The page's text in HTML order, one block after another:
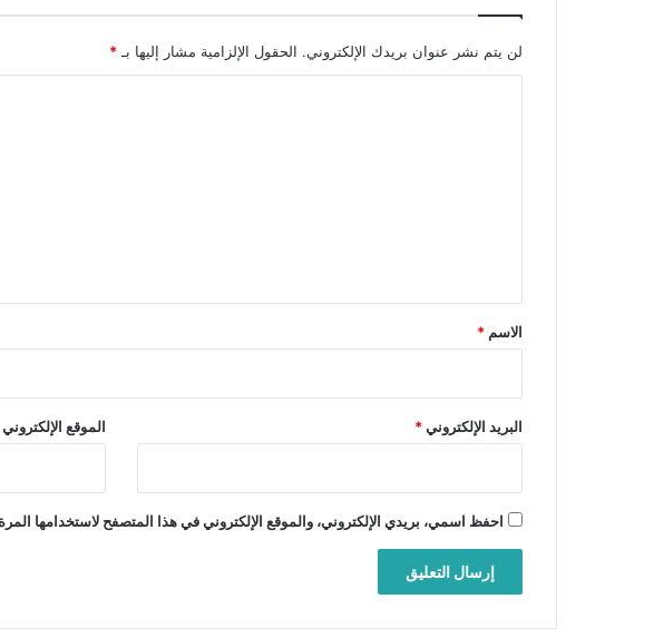
لن يتم نشر عنوان بريدك الإلكتروني. الحقول الإلزامية مشار إليها بـ*
*
الاسم *
البريد الإلكتروني* الموقع الإلكتروني
احفظ اسمي، بريدي الإلكتروني، والموقع الإلكتروني في هذا المتصفح لاستخدامها